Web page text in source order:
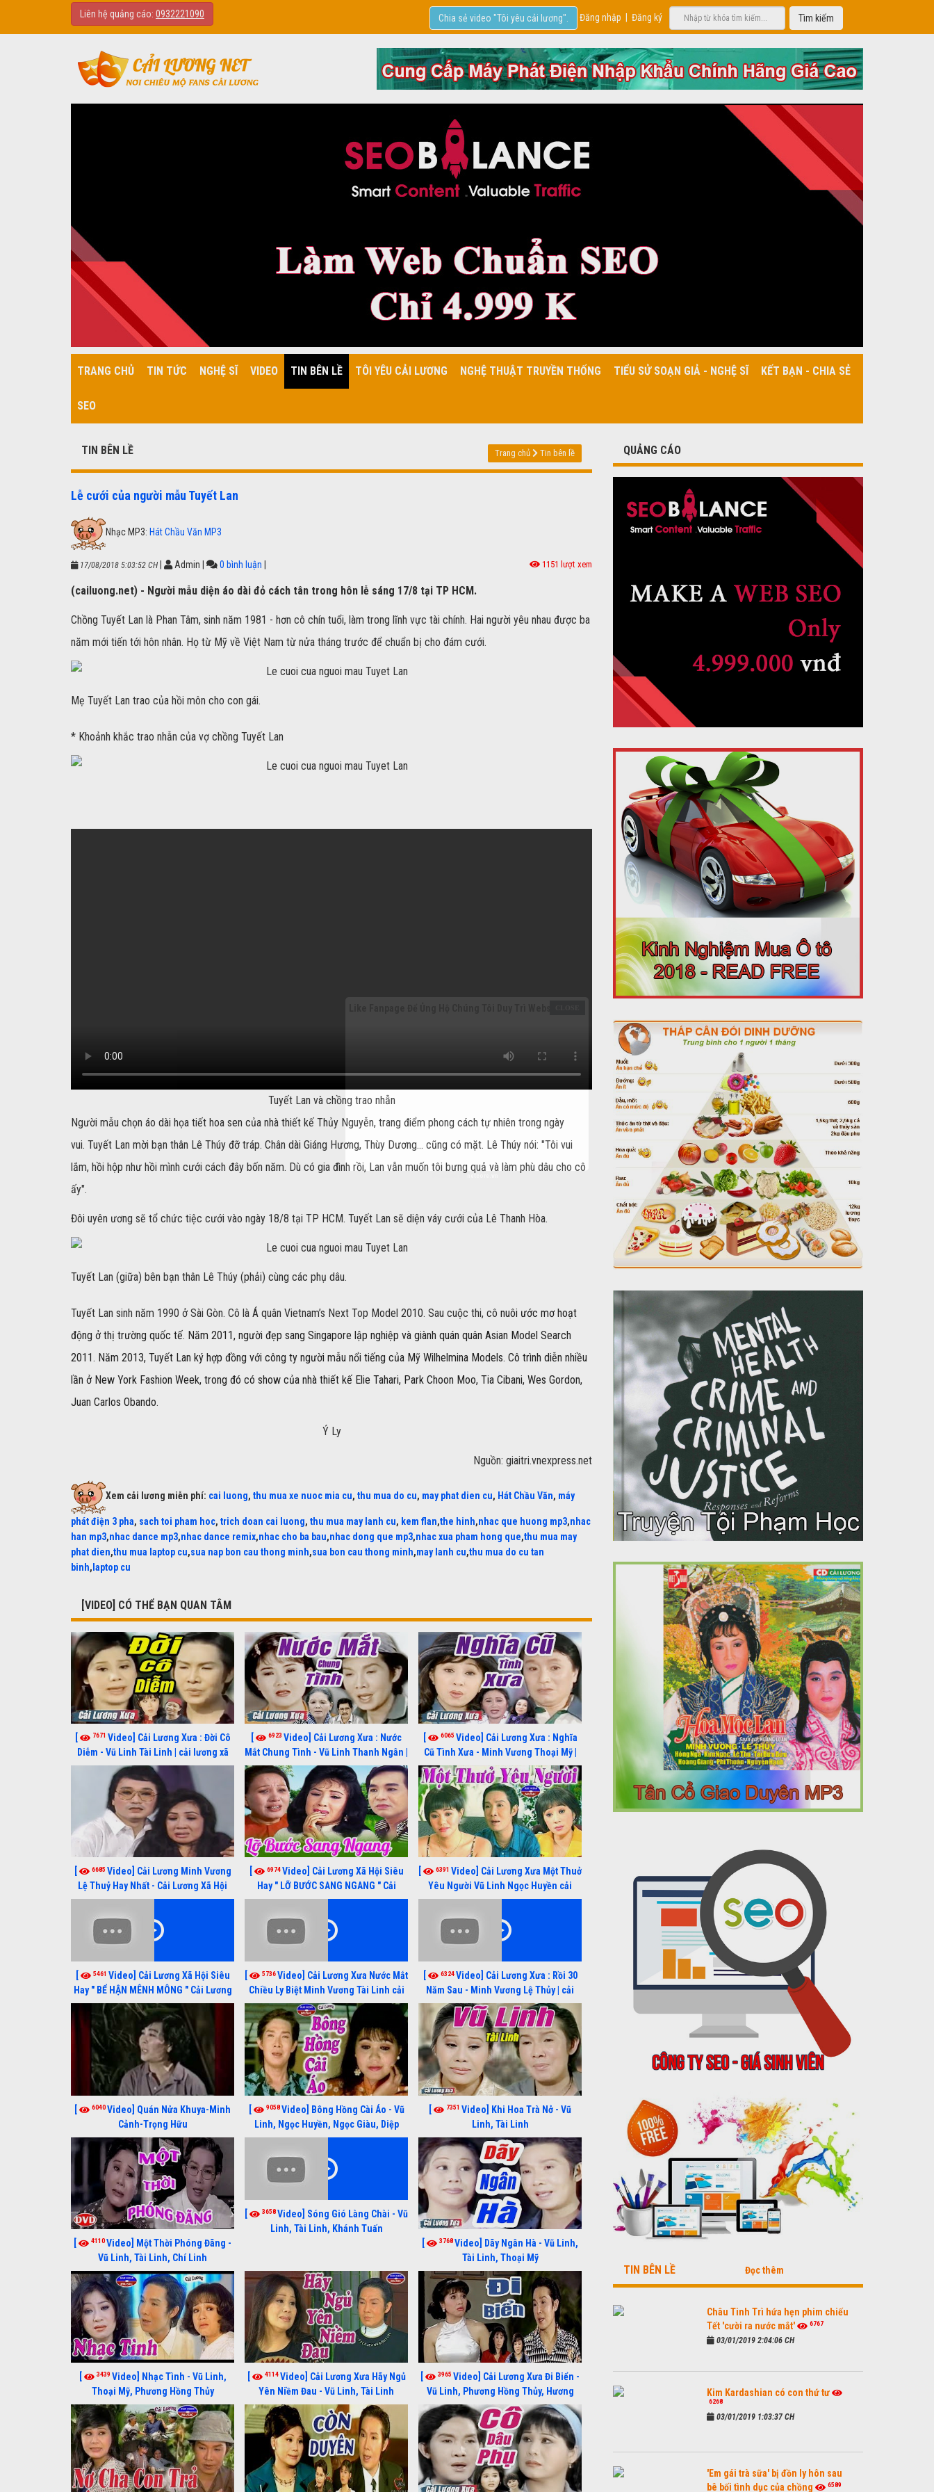
Liên hệ quảng cáo: 0932221090 Đăng nhập Đăng ký
Chia sẻ video "Tôi yêu cải lương".
TRANG CHỦ TIN TỨC NGHỆ SĨ VIDEO TIN BÊN LỀ TÔI YÊU CẢI LƯƠNG NGHỆ THUẬT TRUYỀN THỐNG TIỂU SỬ SOẠN GIẢ - NGHỆ SĨ KẾT BẠN - CHIA SẺ
SEO
TIN BÊN LỀ Trang chủ Tin bên lề
Lễ cưới của người mẫu Tuyết Lan
Nhạc MP3: Hát Chầu Văn MP3
17/08/2018 5:03:52 CH Admin 0 bình luận 1151 lượt xem
(cailuong.net) - Người mẫu diện áo dài đỏ cách tân trong hôn lễ sáng 17/8 tại TP HCM.
Chồng Tuyết Lan là Phan Tâm, sinh năm 1981 - hơn cô chín tuổi, làm trong lĩnh vực tài chính. Hai người yêu nhau được ba
năm mới tiến tới hôn nhân. Họ từ Mỹ về Việt Nam từ nửa tháng trước để chuẩn bị cho đám cưới.
Mẹ Tuyết Lan trao của hồi môn cho con gái.
* Khoảnh khắc trao nhẫn của vợ chồng Tuyết Lan
Tuyết Lan và chồng trao nhẫn
Người mẫu chọn áo dài họa tiết hoa sen của nhà thiết kế Thủy Nguyễn, trang điểm phong cách tự nhiên trong ngày
vui. Tuyết Lan mời bạn thân Lê Thúy đỡ tráp. Chân dài Giáng Hương, Thùy Dương... cũng có mặt. Lê Thúy nói: "Tôi vui
lắm, hồi hộp như hồi mình cưới cách đây bốn năm. Dù có gia đình rồi, Lan vẫn muốn tôi bưng quả và làm phù dâu cho cô
ấy".
Đôi uyên ương sẽ tổ chức tiệc cưới vào ngày 18/8 tại TP HCM. Tuyết Lan sẽ diện váy cưới của Lê Thanh Hòa.
Tuyết Lan (giữa) bên bạn thân Lê Thúy (phải) cùng các phụ dâu.
Tuyết Lan sinh năm 1990 ở Sài Gòn. Cô là Á quân Vietnam’s Next Top Model 2010. Sau cuộc thi, cô nuôi ước mơ hoạt
động ở thị trường quốc tế. Năm 2011, người đẹp sang Singapore lập nghiệp và giành quán quân Asian Model Search
2011. Năm 2013, Tuyết Lan ký hợp đồng với công ty người mẫu nổi tiếng của Mỹ Wilhelmina Models. Cô trình diễn nhiều
lần ở New York Fashion Week, trong đó có show của nhà thiết kế Elie Tahari, Park Choon Moo, Tia Cibani, Wes Gordon,
Juan Carlos Obando.
Ý Ly
Nguồn: giaitri.vnexpress.net
Xem cải lương miễn phí: cai luong, thu mua xe nuoc mia cu, thu mua do cu, may phat dien cu, Hát Chầu Văn, máy
phát điện 3 pha, sach toi pham hoc, trich doan cai luong, thu mua may lanh cu, kem flan,the hinh,nhac que huong mp3,nhac
han mp3,nhac dance mp3,nhac dance remix,nhac cho ba bau,nhac dong que mp3,nhac xua pham hong que,thu mua may
phat dien,thu mua laptop cu,sua nap bon cau thong minh,sua bon cau thong minh,may lanh cu,thu mua do cu tan
binh, laptop cu
[VIDEO] CÓ THỂ BẠN QUAN TÂM
7671 Video] Cải Lương Xưa : Đời Cô
Diễm - Vũ Linh Tài Linh | cải lương xã
hội hay nhất
6923 Video] Cải Lương Xưa : Nước
Mắt Chung Tình - Vũ Linh Thanh Ngân |
cải lương xã hội hay nhất
6065 Video] Cải Lương Xưa : Nghĩa
Cũ Tình Xưa - Minh Vương Thoại Mỹ |
cải lương xã hội hay nhất
6685 Video] Cải Lương Minh Vương
Lệ Thuỷ Hay Nhất - Cải Lương Xã Hội
Xưa Bất Hủ
6974Video] Cải Lương Xã Hội Siêu
Hay " LỠ BƯỚC SANG NGANG " Cải
Lương Lệ Thuỷ, Thanh Tuấn, Hồng Nga
6391 Video] Cải Lương Xưa Một Thuở
Yêu Người Vũ Linh Ngọc Huyền cải
lương xã hội hay nhất
5461 Video] Cải Lương Xã Hội Siêu
Hay " BỂ HẬN MÊNH MÔNG " Cải Lương
Kim Tử Long, Thanh Ngân Hay Nhất
5736Video] Cải Lương Xưa Nước Mắt
Chiều Ly Biệt Minh Vương Tài Linh cải
lương xã hội hay nhất
6324Video] Cải Lương Xưa : Rồi 30
Năm Sau - Minh Vương Lệ Thủy | cải
lương xã hội hay nhất
[ 6040Video] Quán Nửa Khuya-Minh
Cảnh-Trọng Hữu
[ 9058Video] Bông Hồng Cài Áo - Vũ
Linh, Ngọc Huyền, Ngọc Giàu, Diệp
Lang
[ 7351 Video] Khi Hoa Trà Nở - Vũ
Linh, Tài Linh
4110Video] Một Thời Phóng Đãng -
Vũ Linh, Tài Linh, Chí Linh
[ 3658Video] Sóng Gió Làng Chài - Vũ
Linh, Tài Linh, Khánh Tuấn
3768Video] Dãy Ngân Hà - Vũ Linh,
Tài Linh, Thoại Mỹ
3439 Video] Nhạc Tình - Vũ Linh,
Thoại Mỹ, Phương Hồng Thủy
4114Video] Cải Lương Xưa Hãy Ngủ
Yên Niềm Đau - Vũ Linh, Tài Linh
3965 Video] Cải Lương Xưa Đi Biển -
Vũ Linh, Phương Hồng Thủy, Hương
Lan, Thanh Hằng
QUẢNG CÁO
TIN BÊN LỀ Đọc thêm
Châu Tinh Trì hứa hẹn phim chiếu
Tết 'cười ra nước mắt'
6767
03/01/2019 2:04:06 CH
Kim Kardashian có con thứ tư
6268
03/01/2019 1:03:37 CH
'Em gái trà sữa' bị đồn ly hôn sau
bê bối tình dục của chồng
6589